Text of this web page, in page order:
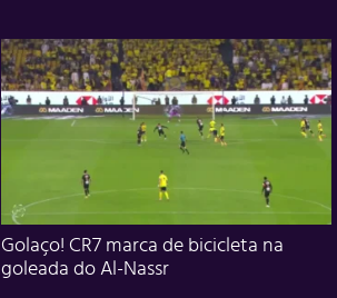
Golaço! CR7 marca de bicicleta na
goleada do Al-Nassr